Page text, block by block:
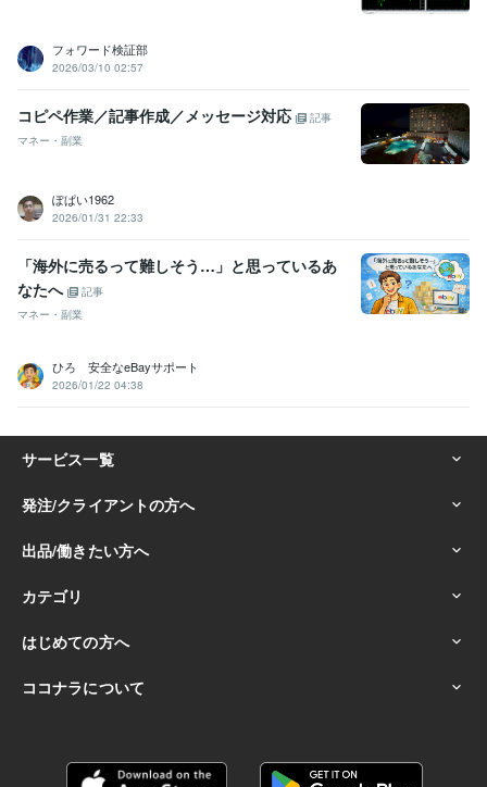
フォワード検証部
2026/03/10 02:57
コピペ作業／記事作成／メッセージ対応
記事
マネー・副業
ぽぱい1962
2026/01/31 22:33
「海外に売るって難しそう…」と思っているあ
なたへ
記事
マネー・副業
ひろ 安全なeBayサポート
2026/01/22 04:38